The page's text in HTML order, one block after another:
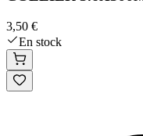
3,50 €
En stock